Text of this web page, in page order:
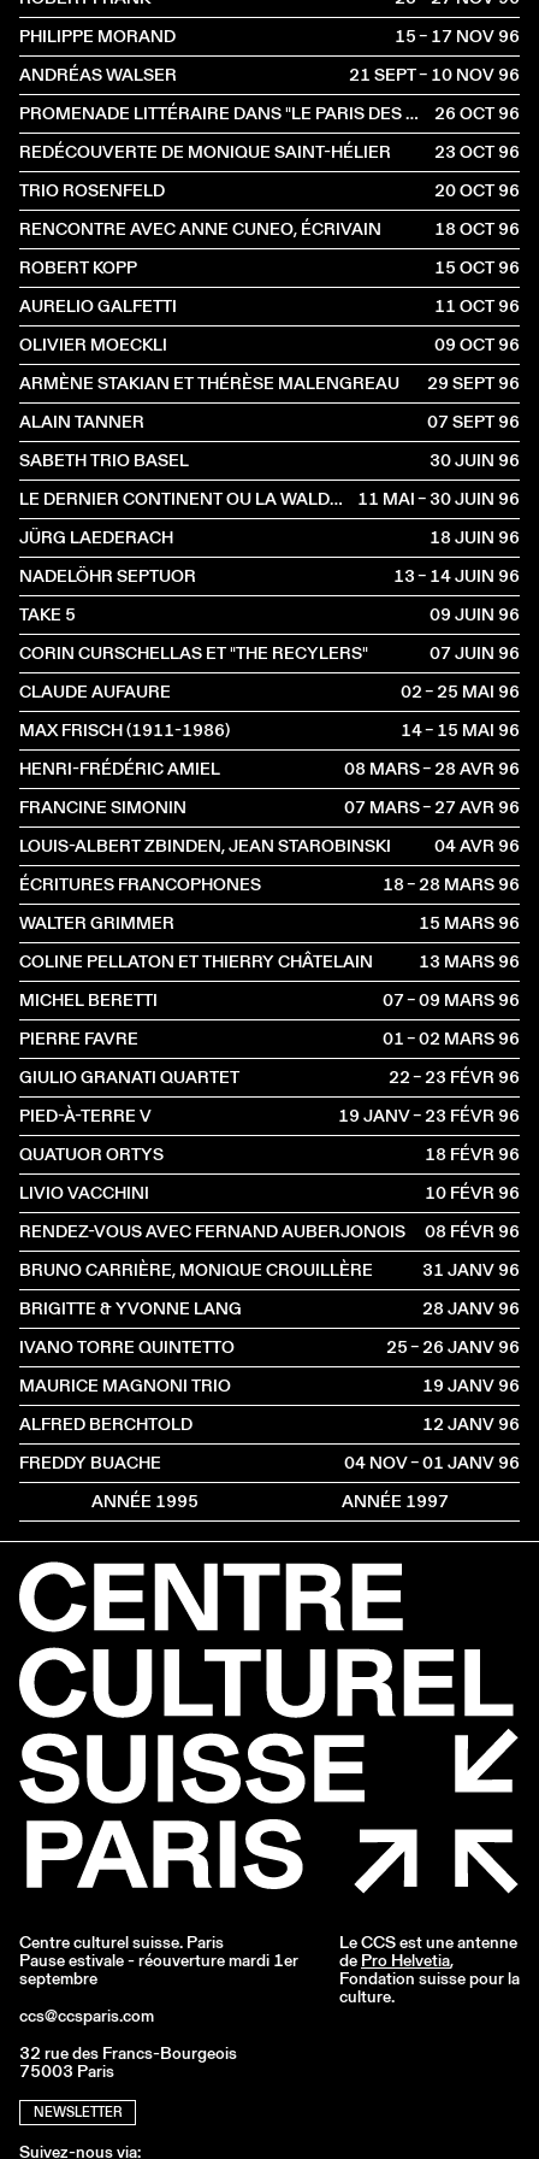
PHILIPPE MORAND
15 – 17 NOV1996
ANDRÉAS WALSER
21 SEPT – 10 NOV1996
PROMENADE LITTÉRAIRE DANS "LE PARIS DES SUISSES"
26 OCT1996
REDÉCOUVERTE DE MONIQUE SAINT-HÉLIER
23 OCT1996
TRIO ROSENFELD
20 OCT1996
RENCONTRE AVEC ANNE CUNEO, ÉCRIVAIN
18 OCT1996
ROBERT KOPP
15 OCT1996
AURELIO GALFETTI
11 OCT1996
OLIVIER MOECKLI
09 OCT1996
ARMÈNE STAKIAN ET THÉRÈSE MALENGREAU
29 SEPT1996
ALAIN TANNER
07 SEPT1996
SABETH TRIO BASEL
30 JUIN1996
LE DERNIER CONTINENT OU LA WALDAU, ASILE DE L'ART
11 MAI – 30 JUIN1996
JÜRG LAEDERACH
18 JUIN1996
NADELÖHR SEPTUOR
13 – 14 JUIN1996
TAKE 5
09 JUIN1996
CORIN CURSCHELLAS ET "THE RECYLERS"
07 JUIN1996
CLAUDE AUFAURE
02 – 25 MAI1996
MAX FRISCH (1911-1986)
14 – 15 MAI1996
HENRI-FRÉDÉRIC AMIEL
08 MARS – 28 AVR1996
FRANCINE SIMONIN
07 MARS – 27 AVR1996
LOUIS-ALBERT ZBINDEN, JEAN STAROBINSKI
04 AVR1996
ÉCRITURES FRANCOPHONES
18 – 28 MARS1996
WALTER GRIMMER
15 MARS1996
COLINE PELLATON ET THIERRY CHÂTELAIN
13 MARS1996
MICHEL BERETTI
07 – 09 MARS1996
PIERRE FAVRE
01 – 02 MARS1996
GIULIO GRANATI QUARTET
22 – 23 FÉVR1996
PIED-À-TERRE V
19 JANV – 23 FÉVR1996
QUATUOR ORTYS
18 FÉVR1996
LIVIO VACCHINI
10 FÉVR1996
RENDEZ-VOUS AVEC FERNAND AUBERJONOIS
08 FÉVR1996
BRUNO CARRIÈRE, MONIQUE CROUILLÈRE
31 JANV1996
BRIGITTE & YVONNE LANG
28 JANV1996
IVANO TORRE QUINTETTO
25 – 26 JANV1996
MAURICE MAGNONI TRIO
19 JANV1996
ALFRED BERCHTOLD
12 JANV1996
FREDDY BUACHE
04 NOV – 01 JANV1996
ANNÉE 1995
ANNÉE 1997
Centre culturel suisse. Paris
Pause estivale - réouverture mardi 1er
septembre
ccs@ccsparis.com
32 rue des Francs-Bourgeois
75003 Paris
NEWSLETTER
Suivez-nous via:
Le CCS est une antenne
de Pro Helvetia,
Fondation suisse pour la
culture.